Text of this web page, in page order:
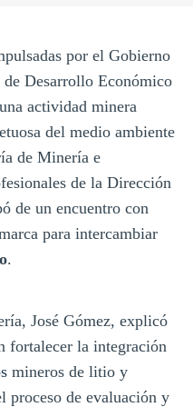
por el Gobierno
Desarrollo Económico
actividad minera
del medio ambiente
de Minería e
de la Dirección
de un encuentro con
para intercambiar
.
José Gómez, explicó
fortalecer la integración
mineros de litio y
proceso de evaluación y